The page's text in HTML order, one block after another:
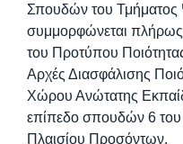
Σπουδών του
συμμορφώνεται πλήρως
του Προτύπου
Αρχές Διασφάλισης
Χώρου Ανώτατης
επίπεδο σπουδών 6 του
Πλαισίου Προσόντων.